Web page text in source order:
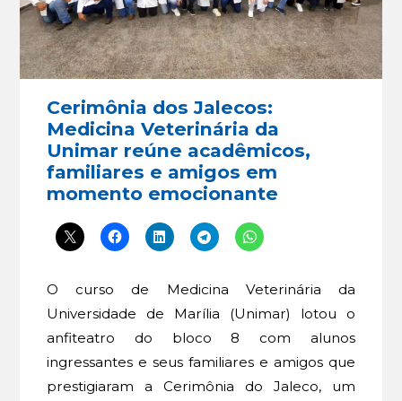
Cerimônia dos Jalecos:
Medicina Veterinária da
Unimar reúne acadêmicos,
familiares e amigos em
momento emocionante
O curso de Medicina Veterinária da
Universidade de Marília (Unimar) lotou o
anfiteatro do bloco 8 com alunos
ingressantes e seus familiares e amigos que
prestigiaram a Cerimônia do Jaleco, um